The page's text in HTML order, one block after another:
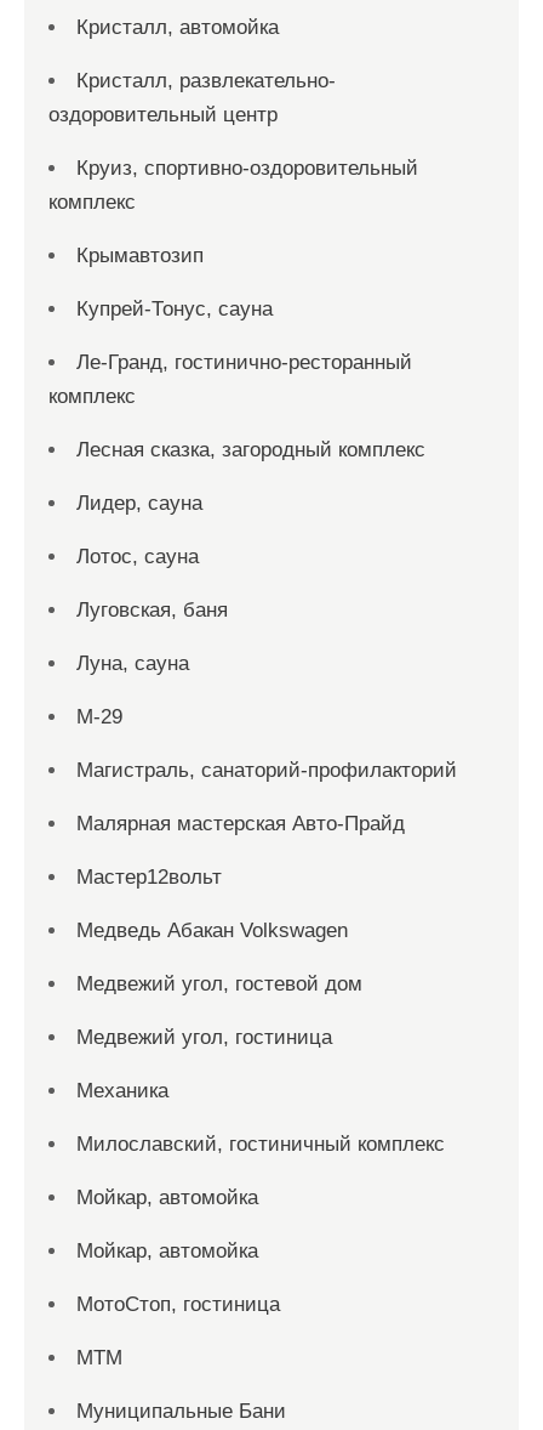
Кристалл, автомойка
Кристалл, развлекательно-
оздоровительный центр
Круиз, спортивно-оздоровительный
комплекс
Крымавтозип
Купрей-Тонус, сауна
Ле-Гранд, гостинично-ресторанный
комплекс
Лесная сказка, загородный комплекс
Лидер, сауна
Лотос, сауна
Луговская, баня
Луна, сауна
М-29
Магистраль, санаторий-профилакторий
Малярная мастерская Авто-Прайд
Мастер12вольт
Медведь Абакан Volkswagen
Медвежий угол, гостевой дом
Медвежий угол, гостиница
Механика
Милославский, гостиничный комплекс
Мойкар, автомойка
Мойкар, автомойка
МотоСтоп, гостиница
МТМ
Муниципальные Бани